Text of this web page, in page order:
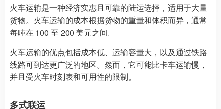
火车运输是一种经济实惠且可靠的陆运选择，适用于大量
货物。火车运输的成本根据货物的重量和体积而异，通常
每吨在 100 至 200 美元之间。
火车运输的优点包括成本低、运输容量大，以及通过铁路
线路可到达更广泛的地区。然而，它可能比卡车运输慢，
并且受火车时刻表和可用性的限制。
多式联运